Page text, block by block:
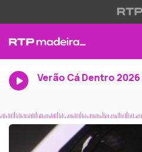
Verão Cá Dentro 2026